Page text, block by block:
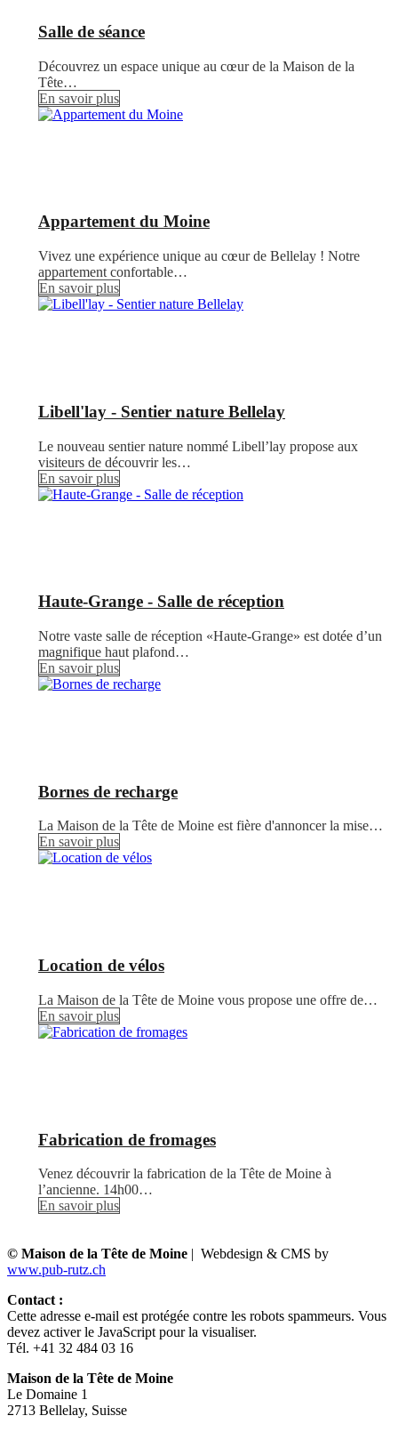
Salle de séance
Découvrez un espace unique au cœur de la Maison de la
Tête…
En savoir plus
Appartement du Moine
Vivez une expérience unique au cœur de Bellelay ! Notre
appartement confortable…
En savoir plus
Libell'lay - Sentier nature Bellelay
Le nouveau sentier nature nommé Libell’lay propose aux
visiteurs de découvrir les…
En savoir plus
Haute-Grange - Salle de réception
Notre vaste salle de réception «Haute-Grange» est dotée d’un
magnifique haut plafond…
En savoir plus
Bornes de recharge
La Maison de la Tête de Moine est fière d'annoncer la mise…
En savoir plus
Location de vélos
La Maison de la Tête de Moine vous propose une offre de…
En savoir plus
Fabrication de fromages
Venez découvrir la fabrication de la Tête de Moine à
l’ancienne. 14h00…
En savoir plus
© Maison de la Tête de Moine | Webdesign & CMS by
www.pub-rutz.ch
Contact :
Cette adresse e-mail est protégée contre les robots spammeurs. Vous
devez activer le JavaScript pour la visualiser.
Tél. +41 32 484 03 16
Maison de la Tête de Moine
Le Domaine 1
2713 Bellelay, Suisse